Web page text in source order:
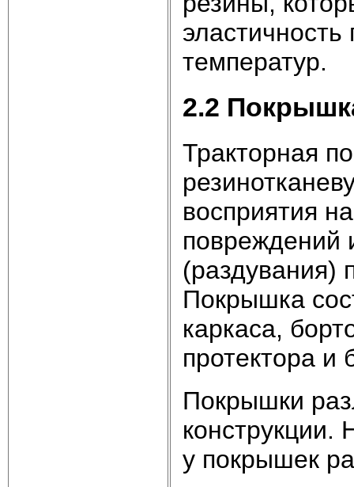
эластичность
температур.
2.2
Тракторная
восприятия
повреждений
(раздувания)
Покрышка
каркаса,
протектора и
Покрышки
конструкции.
у покрышек